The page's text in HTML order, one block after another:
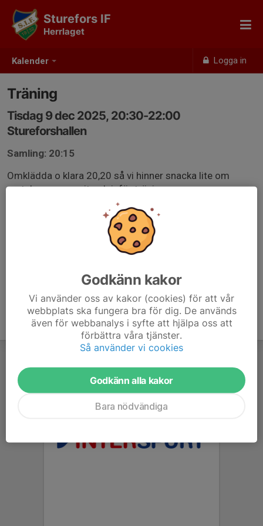
Kalender Logga in
Sturefors IF
Herrlaget
Träning
Tisdag 9 dec 2025, 20:30-22:00
Stureforshallen
Samling: 20:15
Omklädda o klara 20,20 så vi hinner snacka lite om
matchen som varit och inför träningen.
Godkänn kakor
Vi använder oss av kakor (cookies) för att vår
webbplats ska fungera bra för dig. De används
även för webbanalys i syfte att hjälpa oss att
förbättra våra tjänster.
Så använder vi cookies
Godkänn alla kakor
Bara nödvändiga